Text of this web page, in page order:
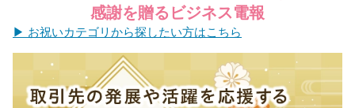
感謝を贈るビジネス電報
▶ お祝いカテゴリから探したい方はこちら